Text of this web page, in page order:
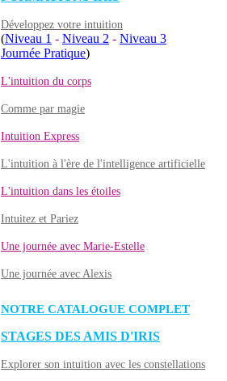
Développez votre intuition
(Niveau 1 - Niveau 2 - Niveau 3
Journée Pratique)
L'intuition du corps
Comme par magie
Intuition Express
L'intuition à l'ère de l'intelligence artificielle
L'intuition dans les étoiles
Intuitez et Pariez
Une journée avec Marie-Estelle
Une journée avec Alexis
NOTRE CATALOGUE COMPLET
STAGES DES AMIS D'IRIS
Explorer son intuition avec les constellations